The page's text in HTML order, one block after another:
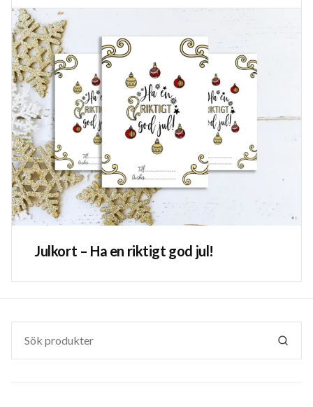
Julkort – Ha en riktigt god jul!
efter:
SÖK